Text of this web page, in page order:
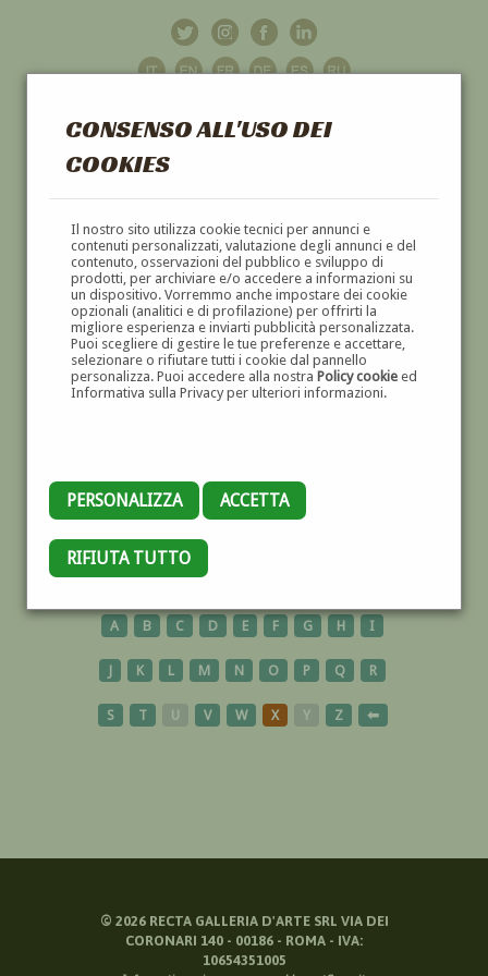
CONSENSO ALL'USO DEI
COOKIES
Il nostro sito utilizza cookie tecnici per annunci e
contenuti personalizzati, valutazione degli annunci e del
contenuto, osservazioni del pubblico e sviluppo di
prodotti, per archiviare e/o accedere a informazioni su
un dispositivo. Vorremmo anche impostare dei cookie
opzionali (analitici e di profilazione) per offrirti la
migliore esperienza e inviarti pubblicità personalizzata.
Puoi scegliere di gestire le tue preferenze e accettare,
selezionare o rifiutare tutti i cookie dal pannello
personalizza. Puoi accedere alla nostra Policy cookieed
Informativa sulla Privacy per ulteriori informazioni.
PERSONALIZZA ACCETTA
RIFIUTA TUTTO
GALLERIAD'ARTE
DIPINTI E SCULTURE '800 E '900
POLONIA
A B C D E F G H I
J K L M N O P Q R
S T U V W X Y Z ⬅
© 2026RECTA GALLERIA D'ARTE SRL VIA DEI
CORONARI 140 - 00186 - ROMA - IVA:
10654351005